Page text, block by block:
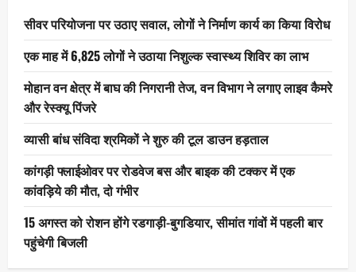
सीवर परियोजना पर उठाए सवाल, लोगों ने निर्माण कार्य का किया विरोध
एक माह में 6,825 लोगों ने उठाया निशुल्क स्वास्थ्य शिविर का लाभ
मोहान वन क्षेत्र में बाघ की निगरानी तेज, वन विभाग ने लगाए लाइव कैमरे
और रेस्क्यू पिंजरे
व्यासी बांध संविदा श्रमिकों ने शुरु की टूल डाउन हड़ताल
कांगड़ी फ्लाईओवर पर रोडवेज बस और बाइक की टक्कर में एक
कांवड़िये की मौत, दो गंभीर
15 अगस्त को रोशन होंगे रडगाड़ी-बुगडियार, सीमांत गांवों में पहली बार
पहुंचेगी बिजली